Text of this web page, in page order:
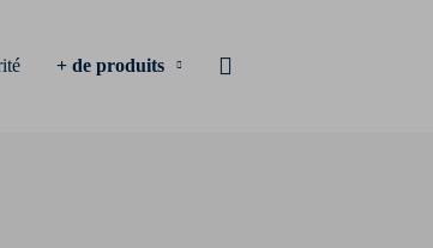
+ de produits